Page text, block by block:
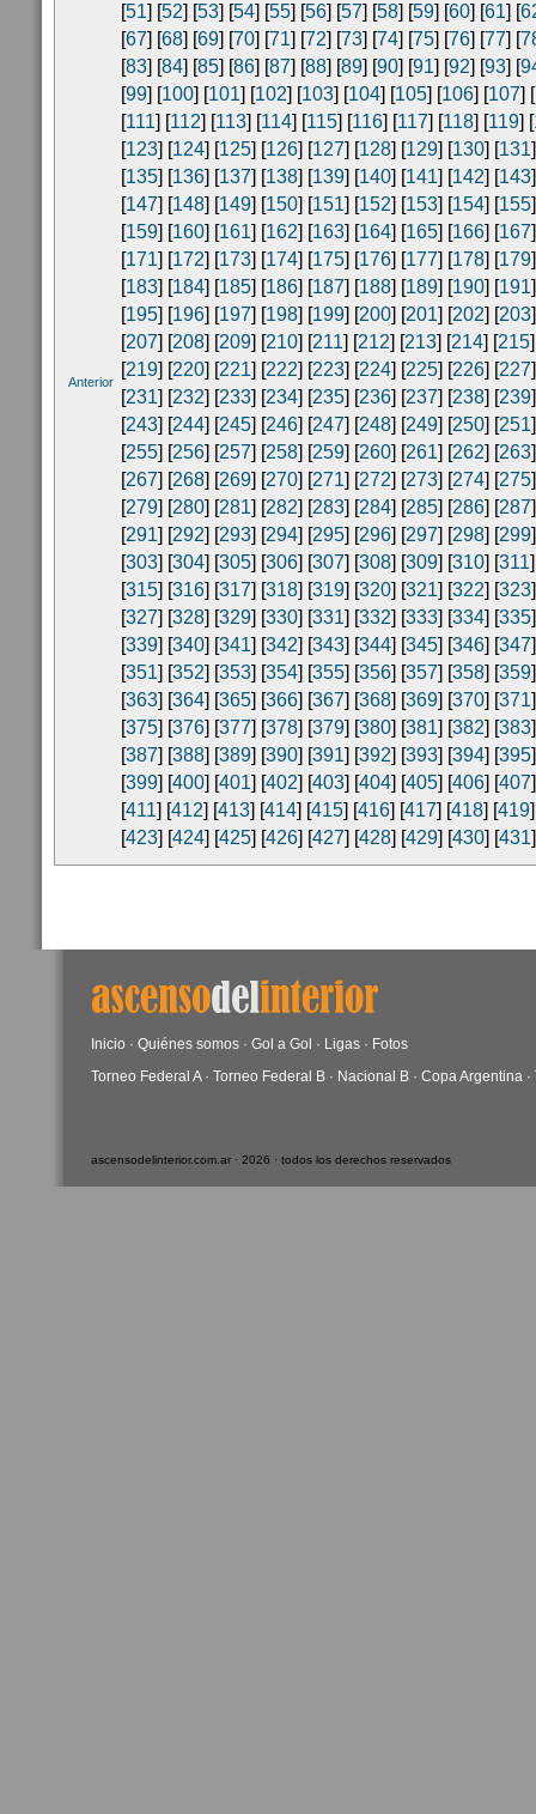
Anterior
[51] [52] [53] [54] [55] [56] [57] [58] [59] [60] [61] [
[67] [68] [69] [70] [71] [72] [73] [74] [75] [76] [77] [
[83] [84] [85] [86] [87] [88] [89] [90] [91] [92] [93] [
[99] [100] [101] [102] [103] [104] [105] [106] [107] [
[111] [112] [113] [114] [115] [116] [117] [118] [119] [
[123] [124] [125] [126] [127] [128] [129] [130] [131
[135] [136] [137] [138] [139] [140] [141] [142] [143
[147] [148] [149] [150] [151] [152] [153] [154] [155
[159] [160] [161] [162] [163] [164] [165] [166] [167
[171] [172] [173] [174] [175] [176] [177] [178] [179
[183] [184] [185] [186] [187] [188] [189] [190] [191
[195] [196] [197] [198] [199] [200] [201] [202] [203
[207] [208] [209] [210] [211] [212] [213] [214] [215
[219] [220] [221] [222] [223] [224] [225] [226] [227
[231] [232] [233] [234] [235] [236] [237] [238] [239
[243] [244] [245] [246] [247] [248] [249] [250] [251
[255] [256] [257] [258] [259] [260] [261] [262] [263
[267] [268] [269] [270] [271] [272] [273] [274] [275
[279] [280] [281] [282] [283] [284] [285] [286] [287
[291] [292] [293] [294] [295] [296] [297] [298] [299
[303] [304] [305] [306] [307] [308] [309] [310] [311
[315] [316] [317] [318] [319] [320] [321] [322] [323
[327] [328] [329] [330] [331] [332] [333] [334] [335
[339] [340] [341] [342] [343] [344] [345] [346] [347
[351] [352] [353] [354] [355] [356] [357] [358] [359
[363] [364] [365] [366] [367] [368] [369] [370] [371
[375] [376] [377] [378] [379] [380] [381] [382] [383
[387] [388] [389] [390] [391] [392] [393] [394] [395
[399] [400] [401] [402] [403] [404] [405] [406] [407
[411] [412] [413] [414] [415] [416] [417] [418] [419
[423] [424] [425] [426] [427] [428] [429] [430] [431]
Inicio · Quiénes somos · Gol a Gol · Ligas · Fotos
Torneo Federal A· Torneo Federal B · Nacional B · Copa Argentina ·
ascensodelinterior.com.ar · 2026 · todos los derechos reservados